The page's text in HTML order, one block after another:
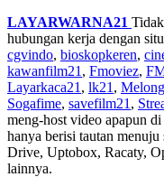
LAYARWARNA21
hubungan kerja dengan
cgvindo, bioskopkeren,
kawanfilm21 , Fmoviez,
Layarkaca21 , lk21 ,
Sogafime, savefilm21 ,
meng-host video apapun di
hanya berisi tautan
Drive, Uptobox, Racaty,
lainnya.